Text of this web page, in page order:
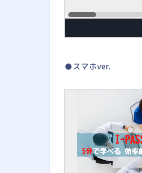
●スマホver.